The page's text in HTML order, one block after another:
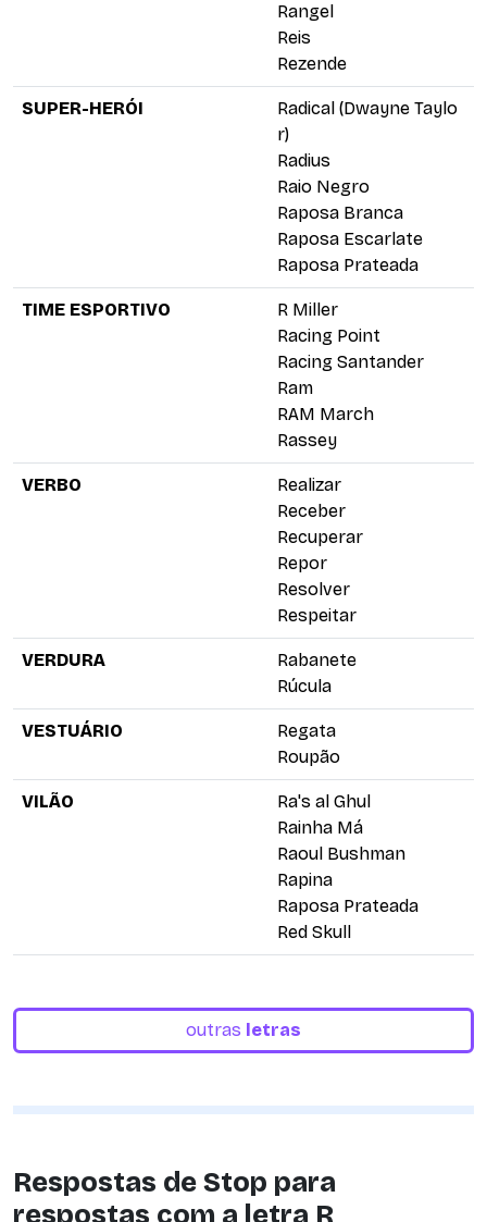
Rangel
Reis
Rezende
SUPER-HERÓI
Radical (Dwayne Taylo
r)
Radius
Raio Negro
Raposa Branca
Raposa Escarlate
Raposa Prateada
TIME ESPORTIVO
R Miller
Racing Point
Racing Santander
Ram
RAM March
Rassey
VERBO
Realizar
Receber
Recuperar
Repor
Resolver
Respeitar
VERDURA
Rabanete
Rúcula
VESTUÁRIO
Regata
Roupão
VILÃO
Ra's al Ghul
Rainha Má
Raoul Bushman
Rapina
Raposa Prateada
Red Skull
outras letras
Respostas de Stop para
respostas com a letra R